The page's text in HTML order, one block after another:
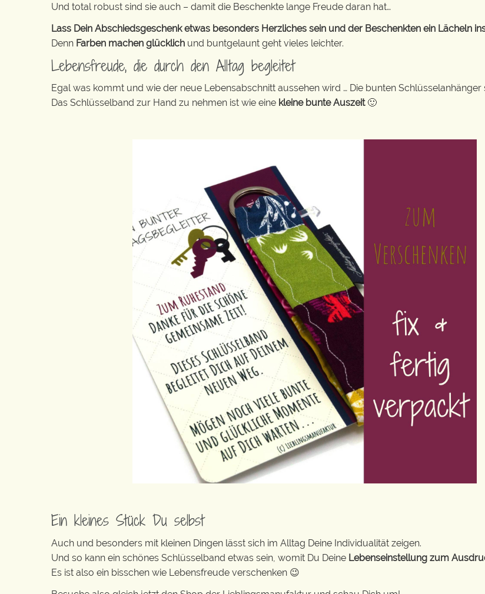
Und total robust sind sie auch – damit die Beschenkte lange Freude daran hat…
Lass Dein Abschiedsgeschenk etwas besonders Herzliches sein und der Beschenkten ein Lächeln
Denn Farben machen glücklich und buntgelaunt geht vieles leichter.
Lebensfreude, die durch den Alltag begleitet
Egal was kommt und wie der neue Lebensabschnitt aussehen wird … Die bunten Schlüsselanhänger
Das Schlüsselband zur Hand zu nehmen ist wie eine kleine bunte Auszeit🙂
Ein kleines Stück Du selbst
Auch und besonders mit kleinen Dingen lässt sich im Alltag Deine Individualität zeigen.
Und so kann ein schönes Schlüsselband etwas sein, womit Du Deine Lebenseinstellung zum
Es ist also ein bisschen wie Lebensfreude verschenken 😉